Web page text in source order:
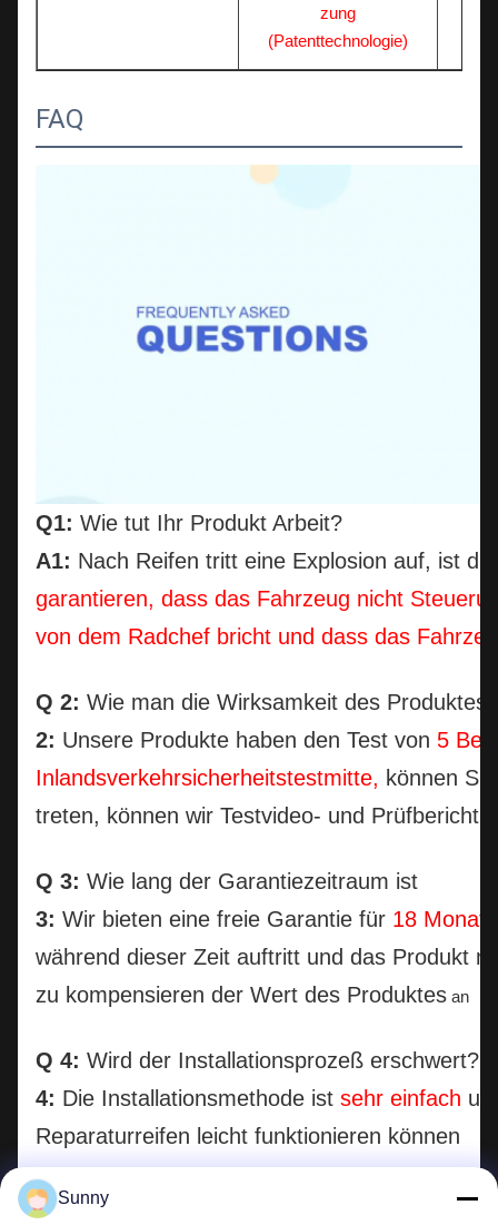
zung
(Patenttechnologie)
FAQ
Q1: Wie tut Ihr Produkt Arbeit?
A1: Nach Reifen tritt eine Explosion auf, ist
garantieren, dass das Fahrzeug nicht
von dem Radchef bricht und dass das
Q 2: Wie man die Wirksamkeit des Produktes
2: Unsere Produkte haben den Test von 5
Inlandsverkehrsicherheitstestmitte, können
treten, können wir Testvideo- und Prüfbericht
Q 3: Wie lang der Garantiezeitraum ist
3: Wir bieten eine freie Garantie für 18 Monate
während dieser Zeit auftritt und das Produkt
zu kompensieren der Wert des Produktes an
Q 4: Wird der Installationsprozeß erschwert?
4: Die Installationsmethode ist sehr einfach
Reparaturreifen leicht funktionieren können
Q 5:Ob nach Maß gestützt wird
Sunny